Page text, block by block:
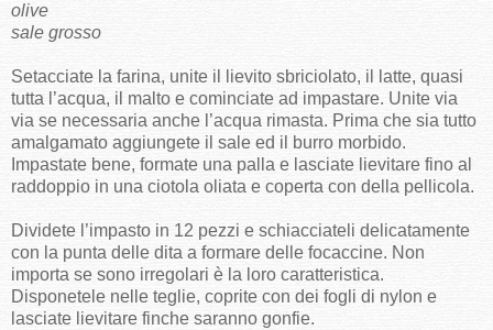
olive
sale grosso
Setacciate la farina, unite il lievito sbriciolato, il latte, quasi
tutta l’acqua, il malto e cominciate ad impastare. Unite via
via se necessaria anche l’acqua rimasta. Prima che sia tutto
amalgamato aggiungete il sale ed il burro morbido.
Impastate bene, formate una palla e lasciate lievitare fino al
raddoppio in una ciotola oliata e coperta con della pellicola.
Dividete l’impasto in 12 pezzi e schiacciateli delicatamente
con la punta delle dita a formare delle focaccine. Non
importa se sono irregolari è la loro caratteristica.
Disponetele nelle teglie, coprite con dei fogli di nylon e
lasciate lievitare finche saranno gonfie.